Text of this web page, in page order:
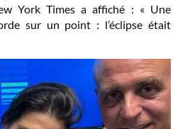
York Times a affiché : « Une
sur un point : l’éclipse était